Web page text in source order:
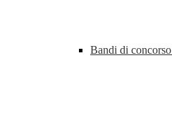
Bandi di concorso